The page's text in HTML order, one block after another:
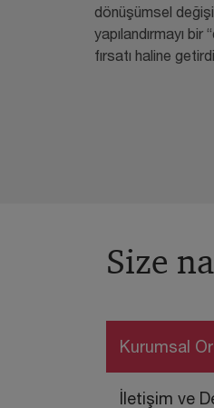
dönüşümsel
yapılandırmayı bir
fırsatı haline
Size
Kurumsal
İletişim ve